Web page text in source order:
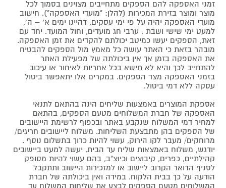
זמני האספקה להם הספקים מתחייבים מצוינים בסמוך לכל
מוצר ומוצר בזירת המכירות (להלן: "מועדי האספקה"). חישוב
מועדי האספקה יהיה על פי ימי עסקים, דהיינו ימים א' – ה',
למעט ימי שישי ושבת , ערבי חג מועדים, וחול המועד. יחד עם
זאת, הספקים יעשו כמיטב יכולתם להקדים את זמן האספקה.
מובהר בזאת כי האתר עושה כל מאמץ מול הספקים להבטיח
את האספקה בזמן אך אין ביכולתה של מפעילת האתר
להתחייב לכך והיא לא תישא בכל אחריות לאיחור או עיכוב
בזמני האספקה מצד הספקים. במקרים אלו יתאפשר ביטול
עסקה ללא דמי ביטול.
אספקת המוצרים באמצעות שליחים הינה בהתאם לתנאי
האספקה של חברת המשלוחים מטעם הספקים, בהתאם
למחיר דמי המשלוח שנקבע באתר ובכפוף לרשימת היישובים
של הספקים בהן מתבצעת השליחות. משלוח ליישובים חריגים/
מרוחקים/ מעבר לקו הירוק, עשוי להיות כרוך בתשלום נוסף .
יודגש, משלוח באמצאות שליח עד הבית, יעשה למעט ביישובים
קהילתיים, כפרים, קיבוצים וכיוצ"ב, בהם עשוי להיות מסופק
לסניף הדואר הקרוב ליישוב או למזכירות היישוב ותתקבל
הודעה על כך בבית הלקוח. במידה ואין ביכולתה של חברת
המשלוחים מטעם הספקים לבצע את שליחות המשלוח עד